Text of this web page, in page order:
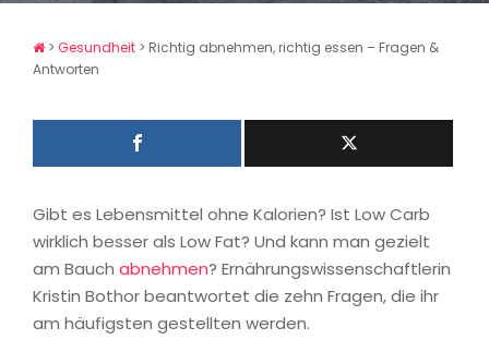
> Gesundheit > Richtig abnehmen, richtig essen – Fragen &
Antworten
Gibt es Lebensmittel ohne Kalorien? Ist Low Carb
wirklich besser als Low Fat? Und kann man gezielt
am Bauch abnehmen? Ernährungswissenschaftlerin
Kristin Bothor beantwortet die zehn Fragen, die ihr
am häufigsten gestellten werden.